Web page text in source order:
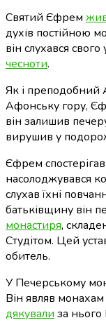
Святий Єфрем
духів постійною
він слухався
чесноти.
Як і преподобний
Афонську гору,
він залишив
вирушив у
Єфрем
насолоджувався
слухав їхні
батьківщину він
монастиря,
Студітом. Цей
обитель.
У Печерському
Він являв
дякували за нього